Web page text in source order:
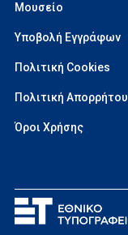
Μουσείο
Υποβολή Εγγράφων
Πολιτική Cookies
Πολιτική Απορρήτου
Όροι Χρήσης